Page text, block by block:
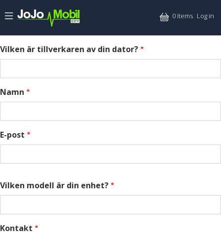
0 items Log in
Vilken är tillverkaren av din dator?
Namn
E-post
Vilken modell är din enhet?
Kontakt